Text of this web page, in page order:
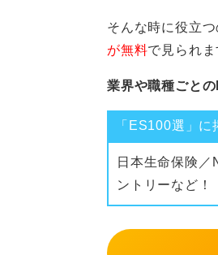
そんな時に役立つ
が無料で見られま
業界や職種ごと
「ES100選」
日本生命保険
ントリーなど！